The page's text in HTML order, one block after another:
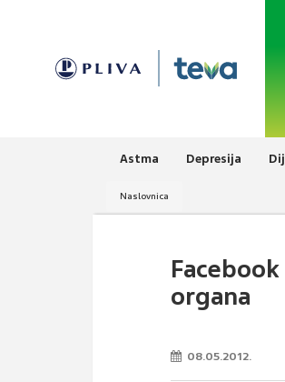
Astma Depresija
Naslovnica
organa
08.05.2012.